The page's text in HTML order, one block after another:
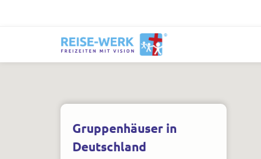
Gruppenhäuser in
Deutschland